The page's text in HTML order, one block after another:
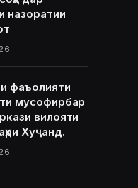
назоратии
фаъолияти
мусофирбар
вилояти
Хуҷанд.